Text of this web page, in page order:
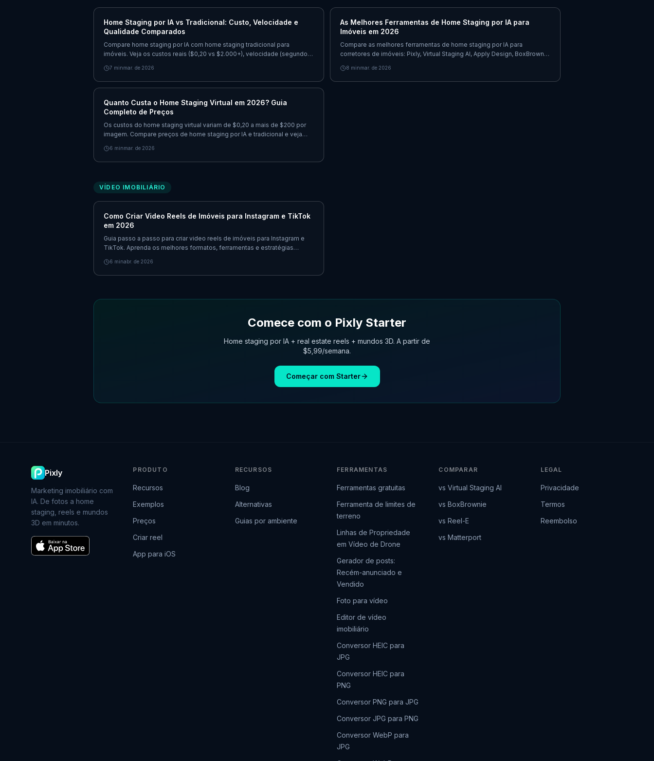
Home Staging por IA vs Tradicional: Custo, Velocidade e
Qualidade Comparados
Compare home staging por IA com home staging tradicional para
imóveis. Veja os custos reais ($0,20 vs $2.000+), velocidade (segundos
7 minmar. de 2026
As Melhores Ferramentas de Home Staging por IA para
Imóveis em 2026
Compare as melhores ferramentas de home staging por IA para
corretores de imóveis: Pixly, Virtual Staging AI, Apply Design, BoxBrownie
8 minmar. de 2026
Quanto Custa o Home Staging Virtual em 2026? Guia
Completo de Preços
Os custos do home staging virtual variam de $0,20 a mais de $200 por
imagem. Compare preços de home staging por IA e tradicional e veja
6 minmar. de 2026
VÍDEO IMOBILIÁRIO
Como Criar Video Reels de Imóveis para Instagram e TikTok
em 2026
Guia passo a passo para criar video reels de imóveis para Instagram e
TikTok. Aprenda os melhores formatos, ferramentas e estratégias
6 minabr. de 2026
Comece com o Pixly Starter
Home staging por IA + real estate reels + mundos 3D. A partir de
$5,99/semana.
Começar com Starter
Pixly
Marketing imobiliário com
IA. De fotos a home
staging, reels e mundos
3D em minutos.
PRODUTO
Recursos
Exemplos
Preços
Criar reel
App para iOS
RECURSOS
Blog
Alternativas
Guias por ambiente
FERRAMENTAS
Ferramentas gratuitas
Ferramenta de limites de
terreno
Linhas de Propriedade
em Vídeo de Drone
Gerador de posts:
Recém-anunciado e
Vendido
Foto para vídeo
Editor de vídeo
imobiliário
Conversor HEIC para
JPG
Conversor HEIC para
PNG
Conversor PNG para JPG
Conversor JPG para PNG
Conversor WebP para
JPG
COMPARAR
vs Virtual Staging AI
vs BoxBrownie
vs Reel-E
vs Matterport
LEGAL
Privacidade
Termos
Reembolso